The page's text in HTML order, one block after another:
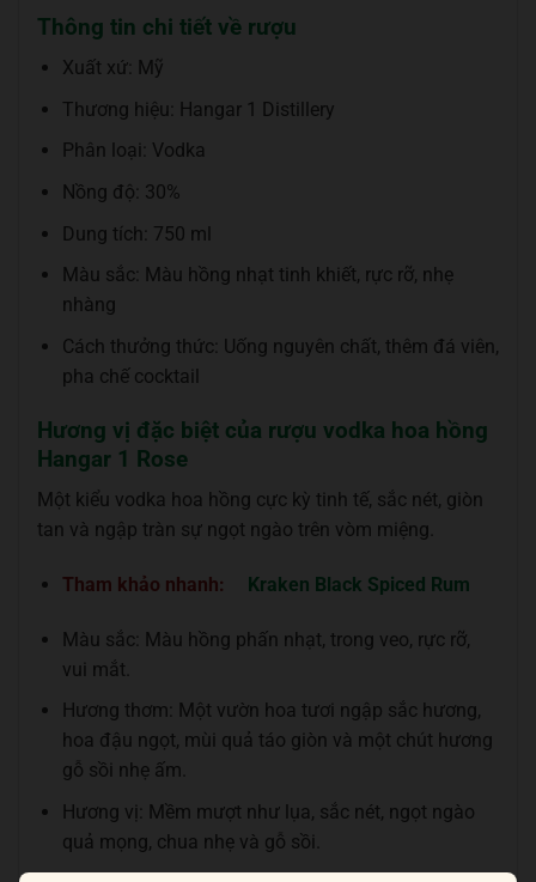
Thông tin chi tiết về rượu
Xuất xứ: Mỹ
Thương hiệu: Hangar 1 Distillery
Phân loại: Vodka
Nồng độ: 30%
Dung tích: 750 ml
Màu sắc: Màu hồng nhạt tinh khiết, rực rỡ, nhẹ
nhàng
Cách thưởng thức: Uống nguyên chất, thêm đá viên,
pha chế cocktail
Hương vị đặc biệt của rượu vodka hoa hồng
Hangar 1 Rose
Một kiểu vodka hoa hồng cực kỳ tinh tế, sắc nét, giòn
tan và ngập tràn sự ngọt ngào trên vòm miệng.
Tham khảo nhanh: Kraken Black Spiced Rum
Màu sắc: Màu hồng phấn nhạt, trong veo, rực rỡ,
vui mắt.
Hương thơm: Một vườn hoa tươi ngập sắc hương,
hoa đậu ngọt, mùi quả táo giòn và một chút hương
gỗ sồi nhẹ ấm.
Hương vị: Mềm mượt như lụa, sắc nét, ngọt ngào
quả mọng, chua nhẹ và gỗ sồi.